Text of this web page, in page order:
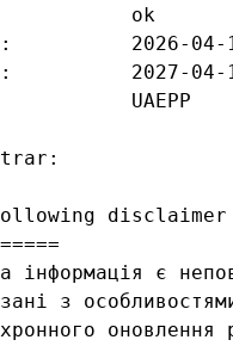
ok
2026-04-
2027-04-
UAEPP
інформація є
з